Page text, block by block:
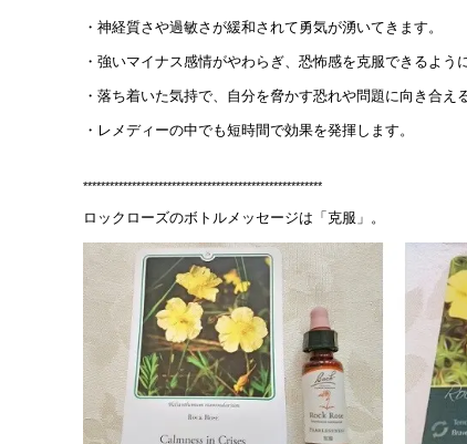
・神経質さや過敏さが緩和されて勇気が湧いてきます。
・強いマイナス感情がやわらぎ、恐怖感を克服できるよう
・落ち着いた気持で、自分を脅かす恐れや問題に向き合え
・レメディーの中でも短時間で効果を発揮します。
******************************************************
ロックローズのボトルメッセージは「克服」。